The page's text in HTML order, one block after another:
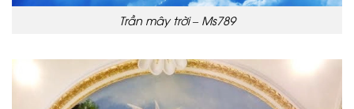
Trần mây trời – Ms789